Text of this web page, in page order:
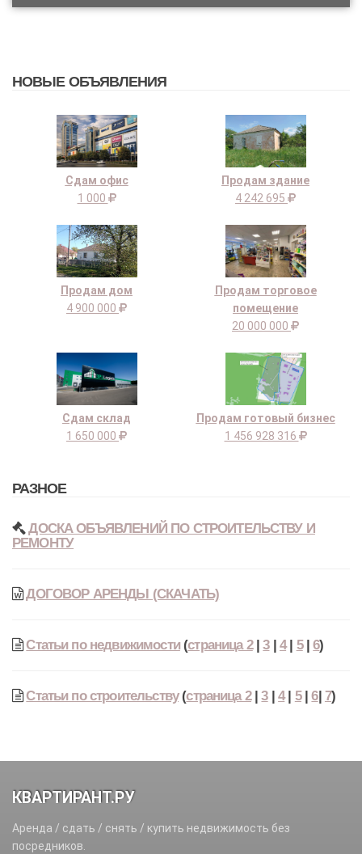
НОВЫЕ ОБЪЯВЛЕНИЯ
Сдам офис
1 000
Продам здание
4 242 695
Продам дом
4 900 000
Продам торговое
помещение
20 000 000
Сдам склад
1 650 000
Продам готовый бизнес
1 456 928 316
РАЗНОЕ
ДОСКА ОБЪЯВЛЕНИЙ ПО СТРОИТЕЛЬСТВУ И
РЕМОНТУ
ДОГОВОР АРЕНДЫ (СКАЧАТЬ)
Статьи по недвижимости(страница 2|3| 4| 5|6)
Статьи по строительству(страница 2|3|4| 5|6| 7)
КВАРТИРАНТ.РУ
Аренда / сдать / снять / купить недвижимость без
посредников.